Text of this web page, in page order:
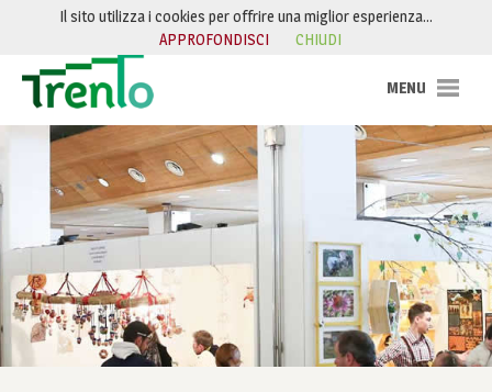
Salta al contenuto
Il sito utilizza i cookies per offrire una miglior esperienza…
APPROFONDISCI
CHIUDI